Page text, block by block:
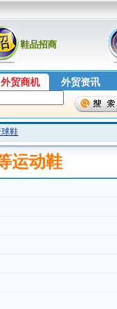
鞋品招商
外贸商机 外贸资讯
鞋
运动鞋